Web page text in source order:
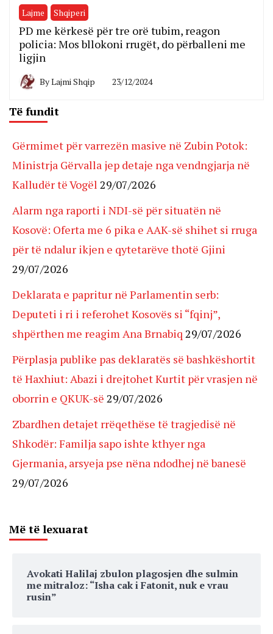
Lajme Shqiperi
PD me kërkesë për tre orë tubim, reagon
policia: Mos bllokoni rrugët, do përballeni me
ligjin
ByLajmi Shqip 23/12/2024
Të fundit
Gërmimet për varrezën masive në Zubin Potok:
Ministrja Gërvalla jep detaje nga vendngjarja në
Kalludër të Vogël 29/07/2026
Alarm nga raporti i NDI-së për situatën në
Kosovë: Oferta me 6 pika e AAK-së shihet si rruga
për të ndalur ikjen e qytetarëve thotë Gjini
29/07/2026
Deklarata e papritur në Parlamentin serb:
Deputeti i ri i referohet Kosovës si “fqinj”,
shpërthen me reagim Ana Brnabiq 29/07/2026
Përplasja publike pas deklaratës së bashkëshortit
të Haxhiut: Abazi i drejtohet Kurtit për vrasjen në
oborrin e QKUK-së 29/07/2026
Zbardhen detajet rrëqethëse të tragjedisë në
Shkodër: Familja sapo ishte kthyer nga
Gjermania, arsyeja pse nëna ndodhej në banesë
29/07/2026
Më të lexuarat
Avokati Halilaj zbulon plagosjen dhe sulmin
me mitraloz: “Isha cak i Fatonit, nuk e vrau
rusin”